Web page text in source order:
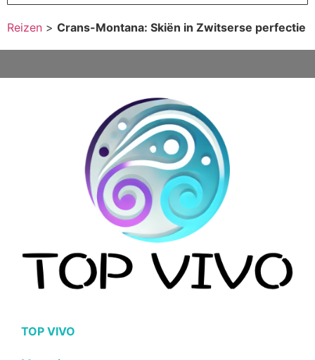
Reizen > Crans-Montana: Skiën in Zwitserse perfectie
TOP VIVO